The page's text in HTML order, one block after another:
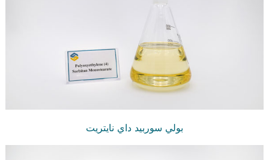
بولي سوربيد داي نايتريت